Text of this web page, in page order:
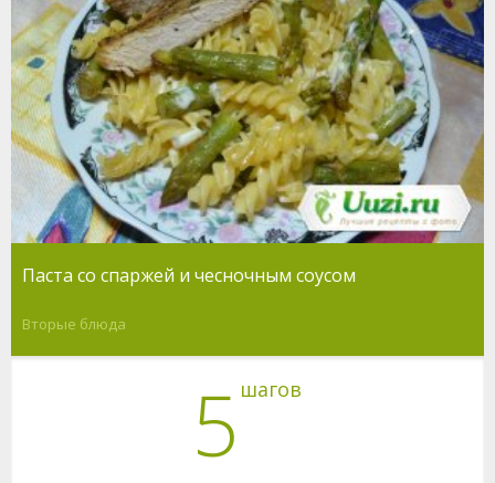
Паста со спаржей и чесночным соусом
Вторые блюда
5 шагов